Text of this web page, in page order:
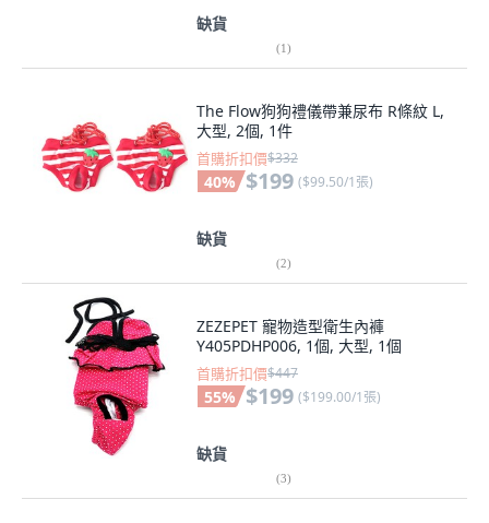
缺貨
(1)
The Flow狗狗禮儀帶兼尿布 R條紋 L,
大型, 2個, 1件
首購折扣價$332
40% $199 ($99.50/1張)
缺貨
(2)
ZEZEPET 寵物造型衛生內褲
Y405PDHP006, 1個, 大型, 1個
首購折扣價$447
55% $199 ($199.00/1張)
缺貨
(3)